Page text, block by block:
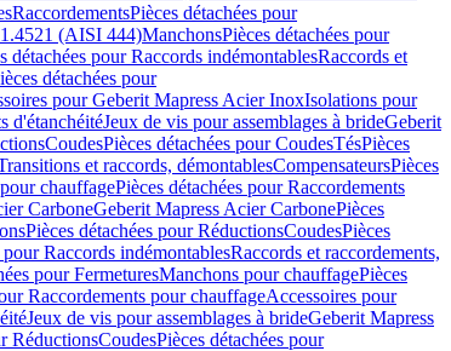
RaccordementsPièces détachées pour
(AISI 444)ManchonsPièces détachées pour
détachées pour Raccords indémontablesRaccords et
détachées pour
pour Geberit Mapress Acier InoxIsolations pour
d'étanchéitéJeux de vis pour assemblages à brideGeberit
CoudesPièces détachées pour CoudesTésPièces
et raccords, démontablesCompensateursPièces
chauffagePièces détachées pour Raccordements
CarboneGeberit Mapress Acier CarbonePièces
Pièces détachées pour RéductionsCoudesPièces
pour Raccords indémontablesRaccords et raccordements,
pour FermeturesManchons pour chauffagePièces
Raccordements pour chauffageAccessoires pour
Jeux de vis pour assemblages à brideGeberit Mapress
RéductionsCoudesPièces détachées pour